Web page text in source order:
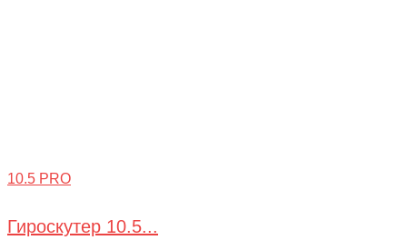
10.5 PRO
Гироскутер 10.5...